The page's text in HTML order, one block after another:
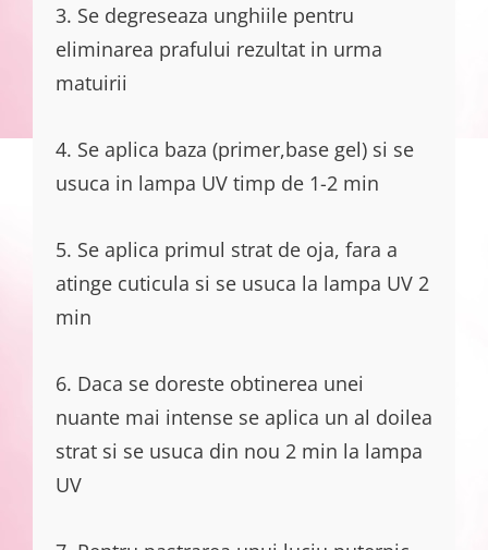
3. Se degreseaza unghiile pentru
eliminarea prafului rezultat in urma
matuirii
4. Se aplica baza (primer,base gel) si se
usuca in lampa UV timp de 1-2 min
5. Se aplica primul strat de oja, fara a
atinge cuticula si se usuca la lampa UV 2
min
6. Daca se doreste obtinerea unei
nuante mai intense se aplica un al doilea
strat si se usuca din nou 2 min la lampa
UV